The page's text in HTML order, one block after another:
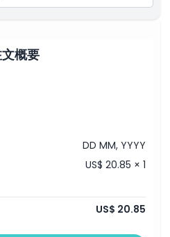
概要
DD MM, YYYY
US$ 20.85 × 1
US$ 20.85